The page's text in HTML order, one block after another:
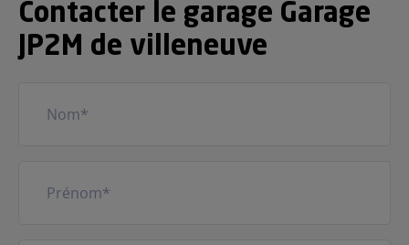
Contacter le garage Garage
JP2M de villeneuve